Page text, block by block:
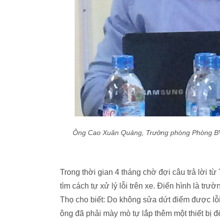
Ông Cao Xuân Quảng, Trưởng phòng Phòng
Trong thời gian 4 tháng chờ đợi câu trả lời
tìm cách tự xử lý lỗi trên xe. Điển hình là
Thọ cho biết: Do không sửa dứt điểm được
ông đã phải mày mò tự lắp thêm một thiết bị